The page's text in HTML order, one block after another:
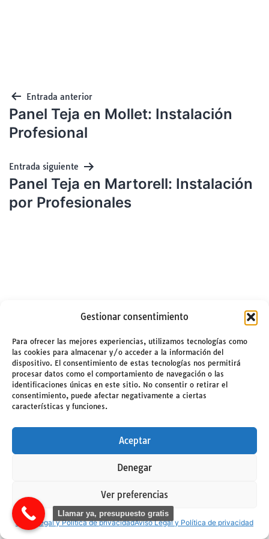
Gestionar consentimiento
Para ofrecer las mejores experiencias, utilizamos tecnologías como
las cookies para almacenar y/o acceder a la información del
dispositivo. El consentimiento de estas tecnologías nos permitirá
procesar datos como el comportamiento de navegación o las
identificaciones únicas en este sitio. No consentir o retirar el
consentimiento, puede afectar negativamente a ciertas
características y funciones.
Aceptar
Denegar
Ver preferencias
Aviso Legal y Política de privacidadAviso Legal y Política de privacidad
Entrada anterior
Panel Teja en Mollet: Instalación
Profesional
Entrada siguiente
Panel Teja en Martorell: Instalación
por Profesionales
Llamar ya, presupuesto gratis